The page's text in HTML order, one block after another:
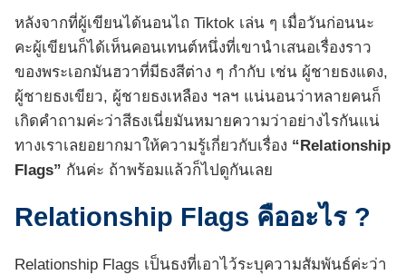
หลังจากที่ผู้เขียนได้นอนไถ Tiktok เล่น ๆ เมื่อวันก่อนนะ
คะผู้เขียนก็ได้เห็นคอนเทนต์หนึ่งที่เขานำเสนอเรื่องราว
ของพระเอกมันฮวาที่มีธงสีต่าง ๆ กำกับ เช่น ผู้ชายธงแดง,
ผู้ชายธงเขียว, ผู้ชายธงเหลือง ฯลฯ แน่นอนว่าหลายคนก็
เกิดคำถามค่ะว่าสีธงเนี่ยมันหมายความว่าอย่างไรกันแน่
ทางเราเลยอยากมาให้ความรู้เกี่ยวกับเรื่อง “Relationship
Flags” กันค่ะ ถ้าพร้อมแล้วก็ไปดูกันเลย
Relationship Flags คืออะไร ?
Relationship Flags เป็นธงที่เอาไว้ระบุความสัมพันธ์ค่ะว่า